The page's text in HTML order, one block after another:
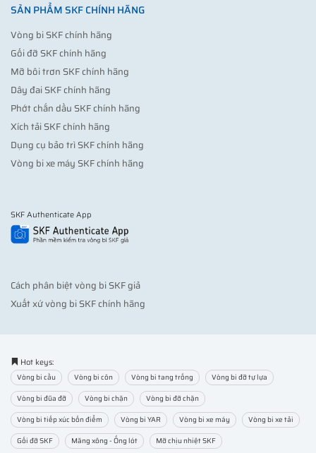
SẢN PHẨM SKF CHÍNH HÃNG
Vòng bi SKF chính hãng
Gối đỡ SKF chính hãng
Mỡ bôi trơn SKF chính hãng
Dây đai SKF chính hãng
Phớt chắn dầu SKF chính hãng
Xích tải SKF chính hãng
Dụng cụ bảo trì SKF chính hãng
Vòng bi xe máy SKF chính hãng
SKF Authenticate App
Cách phân biệt vòng bi SKF giả
Xuất xứ vòng bi SKF chính hãng
Hot keys:
Vòng bi cầu Vòng bi côn Vòng bi tang trống
Vòng bi đỡ tự lựa
Vòng bi đũa đỡ
Vòng bi chặn
Vòng bi đỡ chặn
Vòng bi tiếp xúc bốn điểm
Vòng bi YAR Vòng bi xe máy
Vòng bi xe tải
Gối đỡ SKF
Măng xông - Ống lót
Mỡ chịu nhiệt SKF